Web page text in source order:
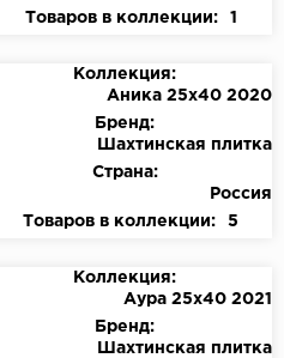
Товаров в коллекции:
1
Коллекция:
Аника 25х40 2020
Бренд:
Шахтинская плитка
Страна:
Россия
Товаров в коллекции:
5
Коллекция:
Аура 25х40 2021
Бренд:
Шахтинская плитка